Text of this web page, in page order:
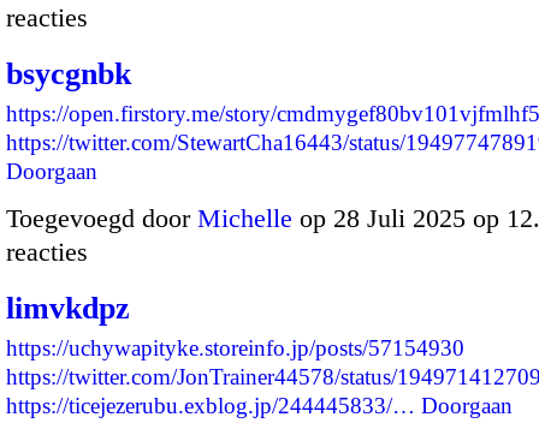
reacties
bsycgnbk
https://open.firstory.me/story/
https://twitter.com/StewartCha16443/status/
Doorgaan
Toegevoegd door Michelle op 28 Juli 2025 op
reacties
limvkdpz
https://uchywapityke.storeinfo.jp/posts/57154930
https://twitter.com/JonTrainer44578/status/
https://ticejezerubu.exblog.jp/244445833/… Doorgaan